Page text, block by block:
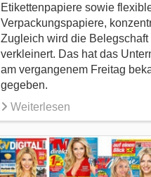
Etikettenpapiere sowie
Verpackungspapiere,
Zugleich wird die Belegschaft
verkleinert. Das hat das
am vergangenem Freitag
gegeben.
Weiterlesen